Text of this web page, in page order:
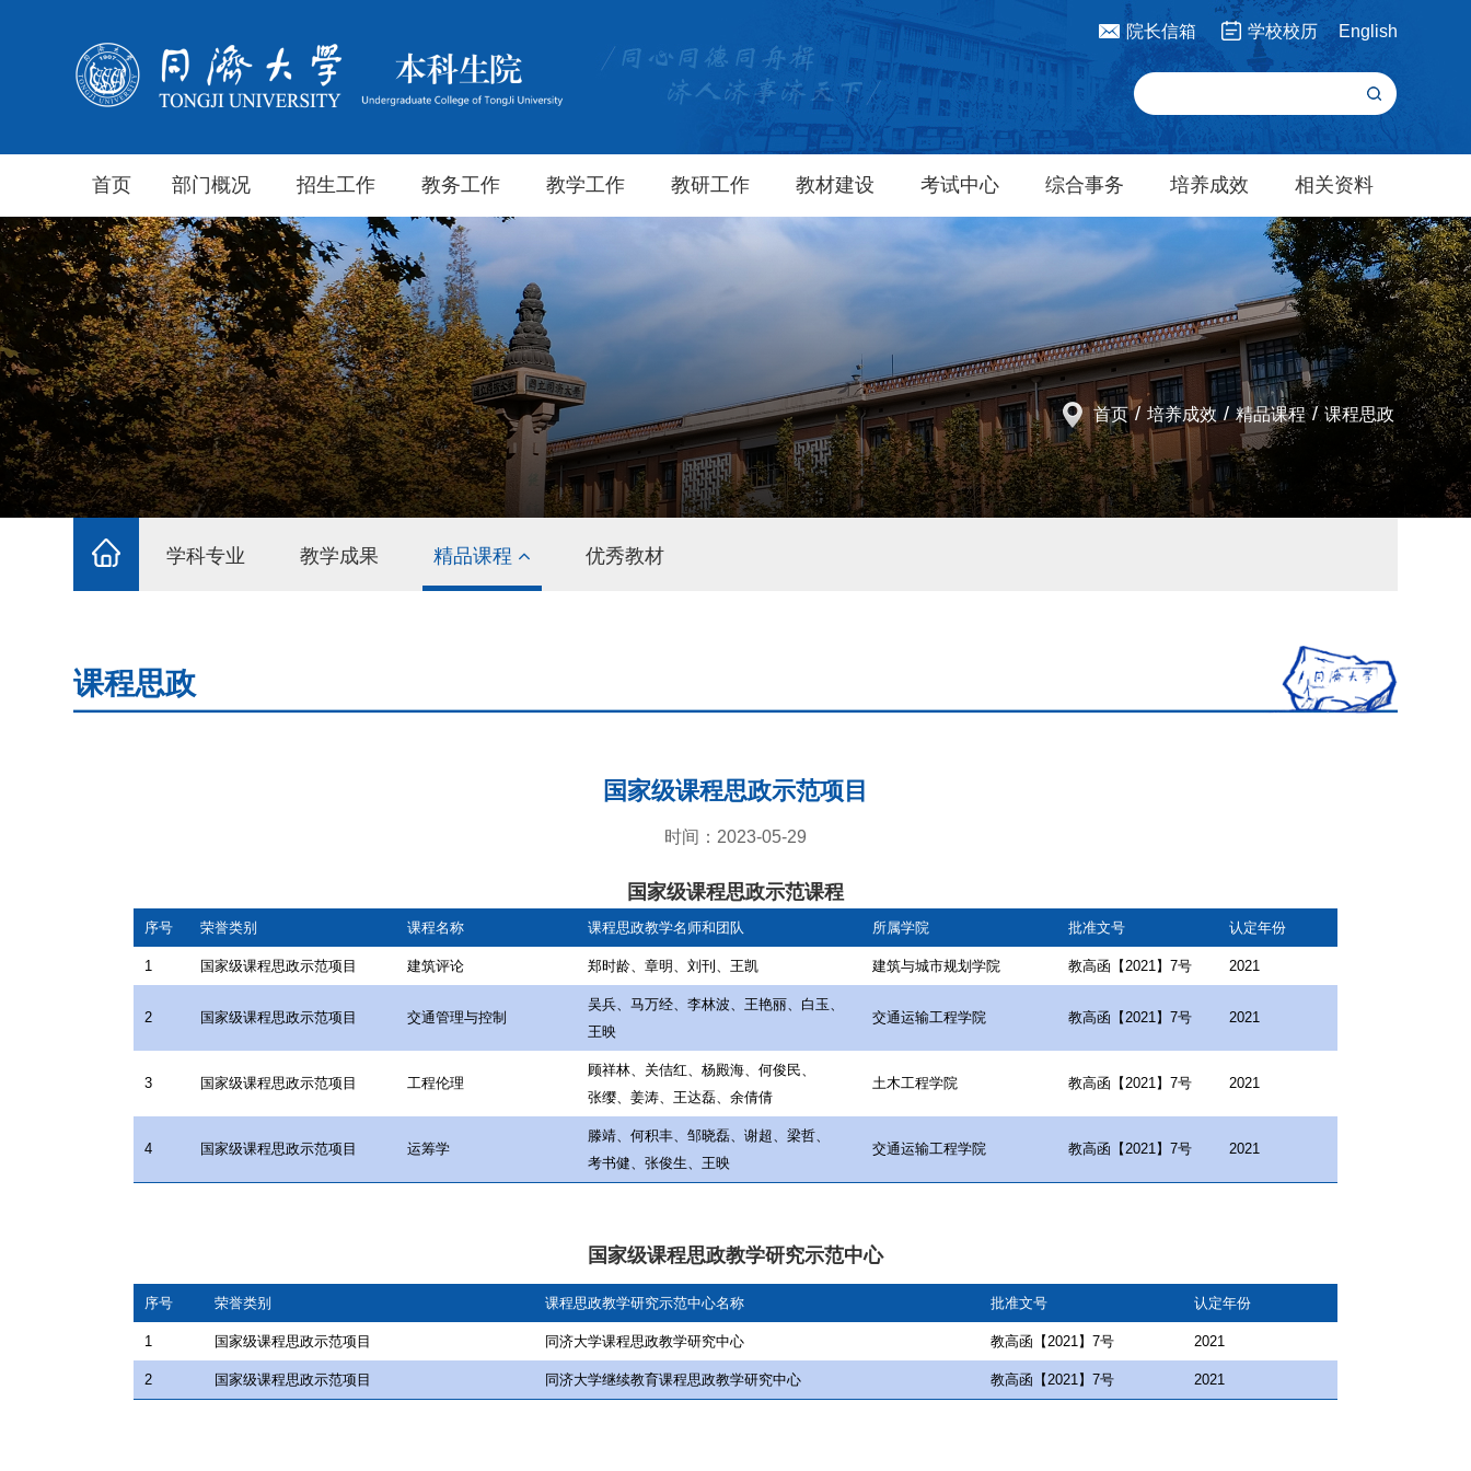
院长信箱 学校校历 English
首页 部门概况 招生工作 教务工作 教学工作 教研工作 教材建设 考试中心 综合事务 培养成效 相关资料
首页 / 培养成效 / 精品课程 / 课程思政
学科专业 教学成果 精品课程 优秀教材
课程思政
国家级课程思政示范项目
时间：2023-05-29
国家级课程思政示范课程
序号 荣誉类别 课程名称 课程思政教学名师和团队 所属学院 批准文号 认定年份
1 国家级课程思政示范项目 建筑评论 郑时龄、章明、刘刊、王凯 建筑与城市规划学院 教高函【2021】7号 2021
2 国家级课程思政示范项目 交通管理与控制
吴兵、马万经、李林波、王艳丽、白玉、
王映
交通运输工程学院 教高函【2021】7号 2021
3 国家级课程思政示范项目 工程伦理
顾祥林、关佶红、杨殿海、何俊民、
张缨、姜涛、王达磊、余倩倩
土木工程学院 教高函【2021】7号 2021
4 国家级课程思政示范项目 运筹学
滕靖、何积丰、邹晓磊、谢超、梁哲、
考书健、张俊生、王映
交通运输工程学院 教高函【2021】7号 2021
国家级课程思政教学研究示范中心
序号 荣誉类别 课程思政教学研究示范中心名称 批准文号 认定年份
1 国家级课程思政示范项目 同济大学课程思政教学研究中心 教高函【2021】7号 2021
2 国家级课程思政示范项目 同济大学继续教育课程思政教学研究中心 教高函【2021】7号 2021